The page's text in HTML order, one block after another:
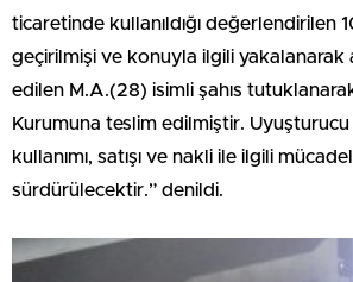
ticaretinde kullanıldığı değerlendirilen
geçirilmişi ve konuyla ilgili yakalanarak
edilen M.A.(28) isimli şahıs
Kurumuna teslim edilmiştir. Uyuşturucu
kullanımı, satışı ve nakli ile ilgili
sürdürülecektir.” denildi.